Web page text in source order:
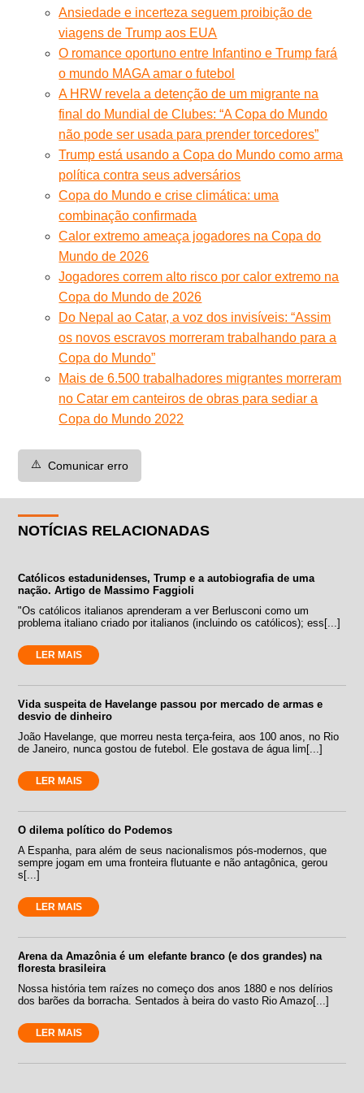
Ansiedade e incerteza seguem proibição de
viagens de Trump aos EUA
O romance oportuno entre Infantino e Trump fará
o mundo MAGA amar o futebol
A HRW revela a detenção de um migrante na
final do Mundial de Clubes: “A Copa do Mundo
não pode ser usada para prender torcedores”
Trump está usando a Copa do Mundo como arma
política contra seus adversários
Copa do Mundo e crise climática: uma
combinação confirmada
Calor extremo ameaça jogadores na Copa do
Mundo de 2026
Jogadores correm alto risco por calor extremo na
Copa do Mundo de 2026
Do Nepal ao Catar, a voz dos invisíveis: “Assim
os novos escravos morreram trabalhando para a
Copa do Mundo”
Mais de 6.500 trabalhadores migrantes morreram
no Catar em canteiros de obras para sediar a
Copa do Mundo 2022
⚠️ Comunicar erro
NOTÍCIAS RELACIONADAS
Católicos estadunidenses, Trump e a autobiografia de uma
nação. Artigo de Massimo Faggioli
"Os católicos italianos aprenderam a ver Berlusconi como um
problema italiano criado por italianos (incluindo os católicos); ess[...]
LER MAIS
Vida suspeita de Havelange passou por mercado de armas e
desvio de dinheiro
João Havelange, que morreu nesta terça-feira, aos 100 anos, no Rio
de Janeiro, nunca gostou de futebol. Ele gostava de água lim[...]
LER MAIS
O dilema político do Podemos
A Espanha, para além de seus nacionalismos pós-modernos, que
sempre jogam em uma fronteira flutuante e não antagônica, gerou
s[...]
LER MAIS
Arena da Amazônia é um elefante branco (e dos grandes) na
floresta brasileira
Nossa história tem raízes no começo dos anos 1880 e nos delírios
dos barões da borracha. Sentados à beira do vasto Rio Amazo[...]
LER MAIS